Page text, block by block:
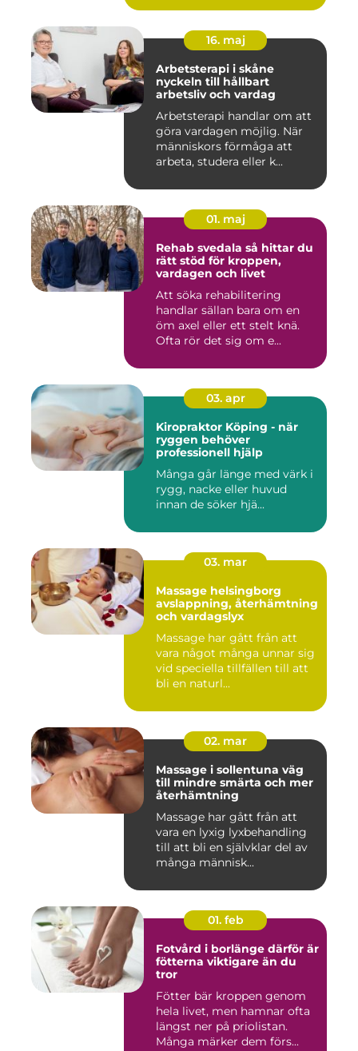
16. maj
Arbetsterapi i skåne
nyckeln till hållbart
arbetsliv och vardag
Arbetsterapi handlar om att
göra vardagen möjlig. När
människors förmåga att
arbeta, studera eller k...
01. maj
Rehab svedala så hittar du
rätt stöd för kroppen,
vardagen och livet
Att söka rehabilitering
handlar sällan bara om en
öm axel eller ett stelt knä.
Ofta rör det sig om e...
03. apr
Kiropraktor Köping - när
ryggen behöver
professionell hjälp
Många går länge med värk i
rygg, nacke eller huvud
innan de söker hjä...
03. mar
Massage helsingborg
avslappning, återhämtning
och vardagslyx
Massage har gått från att
vara något många unnar sig
vid speciella tillfällen till att
bli en naturl...
02. mar
Massage i sollentuna väg
till mindre smärta och mer
återhämtning
Massage har gått från att
vara en lyxig lyxbehandling
till att bli en självklar del av
många människ...
01. feb
Fotvård i borlänge därför är
fötterna viktigare än du
tror
Fötter bär kroppen genom
hela livet, men hamnar ofta
längst ner på priolistan.
Många märker dem förs...